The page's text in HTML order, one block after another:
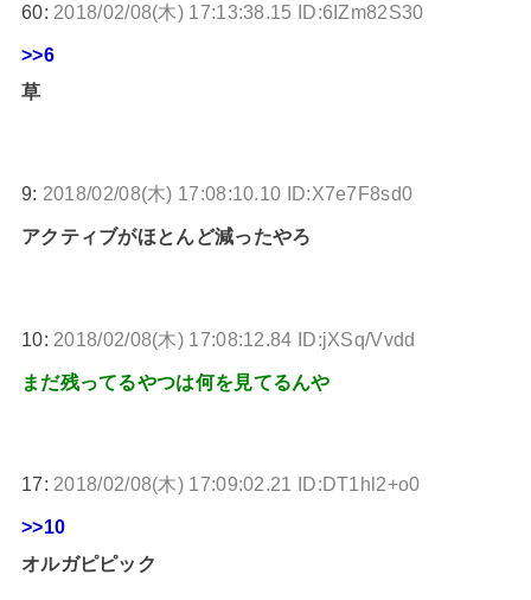
60: 2018/02/08(木) 17:13:38.15 ID:6IZm82S30
>>6
草
9: 2018/02/08(木) 17:08:10.10 ID:X7e7F8sd0
アクティブがほとんど減ったやろ
10: 2018/02/08(木) 17:08:12.84 ID:jXSq/Vvdd
まだ残ってるやつは何を見てるんや
17: 2018/02/08(木) 17:09:02.21 ID:DT1hl2+o0
>>10
オルガピピック